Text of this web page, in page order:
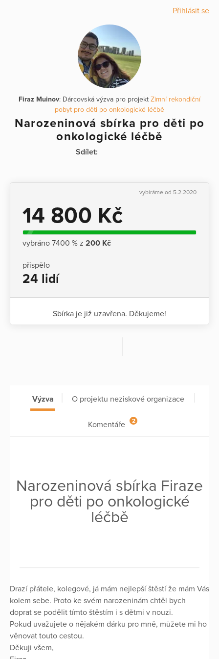
Přihlásit se
Firaz Muinov: Dárcovská výzva pro projekt Zimní rekondiční
pobyt pro děti po onkologické léčbě
Narozeninová sbírka pro děti po
onkologické léčbě
Sdílet:
vybíráme od 5.2.2020
14 800 Kč
vybráno 7400 % z 200 Kč
přispělo
24 lidí
Sbírka je již uzavřena. Děkujeme!
Výzva O projektu neziskové organizace
Komentáře 2
Narozeninová sbírka Firaze
pro děti po onkologické
léčbě
Drazí přátele, kolegové, já mám nejlepší štěstí že mám Vás
kolem sebe. Proto ke svém narozeninám chtěl bych
doprat se podělit tímto štěstím i s dětmi v nouzi.
Pokud uvažujete o nějakém dárku pro mně, můžete mi ho
věnovat touto cestou.
Děkuji všem,